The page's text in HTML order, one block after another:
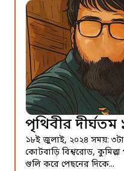
পৃথিবীর দীর্ঘতম
১৮ই জুলাই, ২০২৪ সময়:
কোটবাড়ি বিশ্বরোড,
গুলি করে পেছনের দিকে...